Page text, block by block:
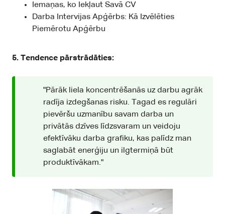
Iemaņas, ko Iekļaut Savā CV
Darba Intervijas Apģērbs: Kā Izvēlēties
Piemērotu Apģērbu
5. Tendence pārstrādāties:
"Pārāk liela koncentrēšanās uz darbu agrāk
radīja izdegšanas risku. Tagad es regulāri
pievēršu uzmanību savam darba un
privātās dzīves līdzsvaram un veidoju
efektīvāku darba grafiku, kas palīdz man
saglabāt enerģiju un ilgtermiņā būt
produktīvākam."